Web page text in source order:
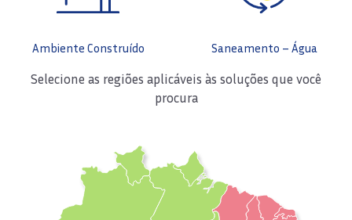
Ambiente Construído Saneamento – Água
Selecione as regiões aplicáveis às soluções que você
procura